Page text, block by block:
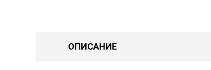
ОПИСАНИЕ